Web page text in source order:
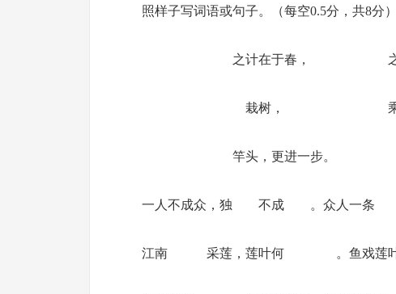
照样子写词语或句子。（每空0.5分，共8分）
之计在于春， 之计在
栽树， 乘
竿头，更进一步。
一人不成众，独 不成 。众人一
江南 采莲，莲叶何 。鱼戏莲